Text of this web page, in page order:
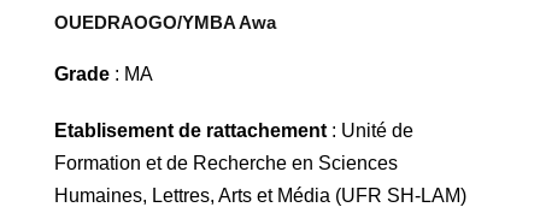
OUEDRAOGO/YMBA Awa
Grade: MA
Etablisement de rattachement: Unité de
Formation et de Recherche en Sciences
Humaines, Lettres, Arts et Média (UFR SH-LAM)